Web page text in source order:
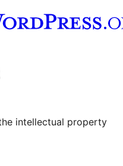
Tumblr account
intellectual property